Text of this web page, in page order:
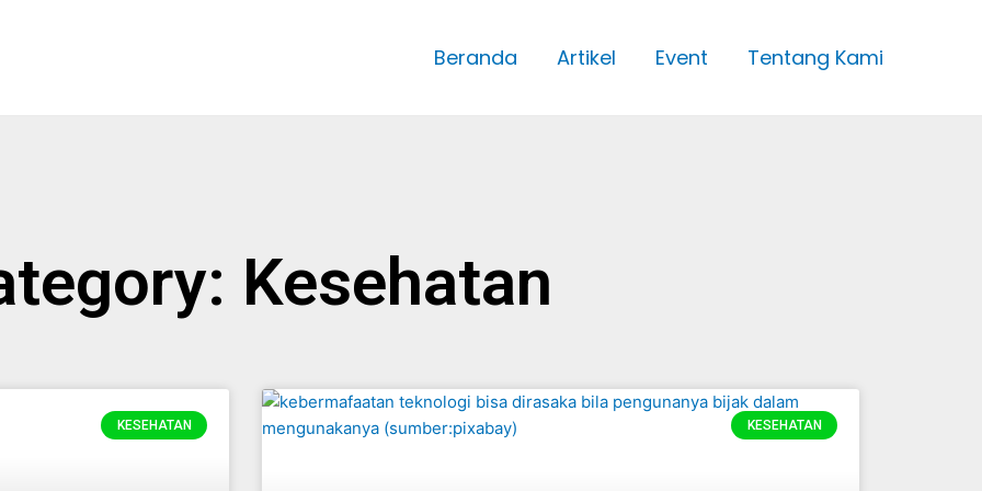
Beranda Artikel Event Tentang Kami
Kesehatan
KESEHATAN KESEHATAN